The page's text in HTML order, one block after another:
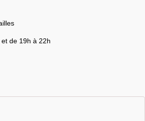
de 19h à 22h